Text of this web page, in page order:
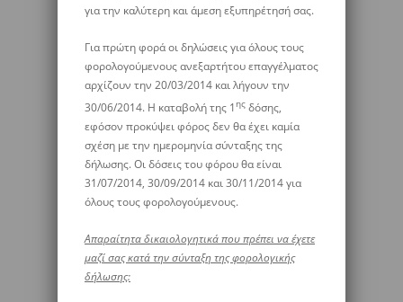
για την καλύτερη και άμεση εξυπηρέτησή σας.
Για πρώτη φορά οι δηλώσεις για όλους τους
φορολογούμενους ανεξαρτήτου επαγγέλματος
αρχίζουν την 20/03/2014 και λήγουν την
30/06/2014. Η καταβολή της 1 ης δόσης,
εφόσον προκύψει φόρος δεν θα έχει καμία
σχέση με την ημερομηνία σύνταξης της
δήλωσης. Οι δόσεις του φόρου θα είναι
31/07/2014, 30/09/2014 και 30/11/2014 για
όλους τους φορολογούμενους.
Απαραίτητα δικαιολογητικά που πρέπει να έχετε
μαζί σας κατά την σύνταξη της φορολογικής
δήλωσης: